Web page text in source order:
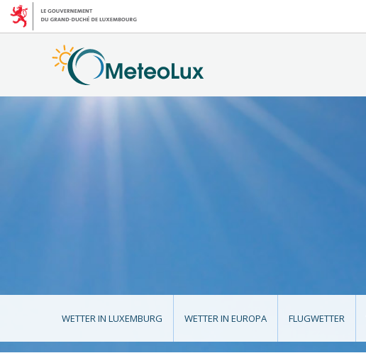
WETTER IN LUXEMBURG WETTER IN EUROPA FLUGWETTER